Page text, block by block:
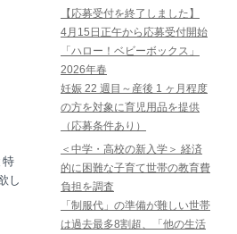
特
し
【応募受付を終了しました】
4月15日正午から応募受付開始
「ハロー！ベビーボックス」
2026年春
妊娠 22 週目～産後 1 ヶ月程度
の方を対象に育児用品を提供
（応募条件あり）
＜中学・高校の新入学＞ 経済
的に困難な子育て世帯の教育費
負担を調査
「制服代」の準備が難しい世帯
は過去最多8割超、「他の生活